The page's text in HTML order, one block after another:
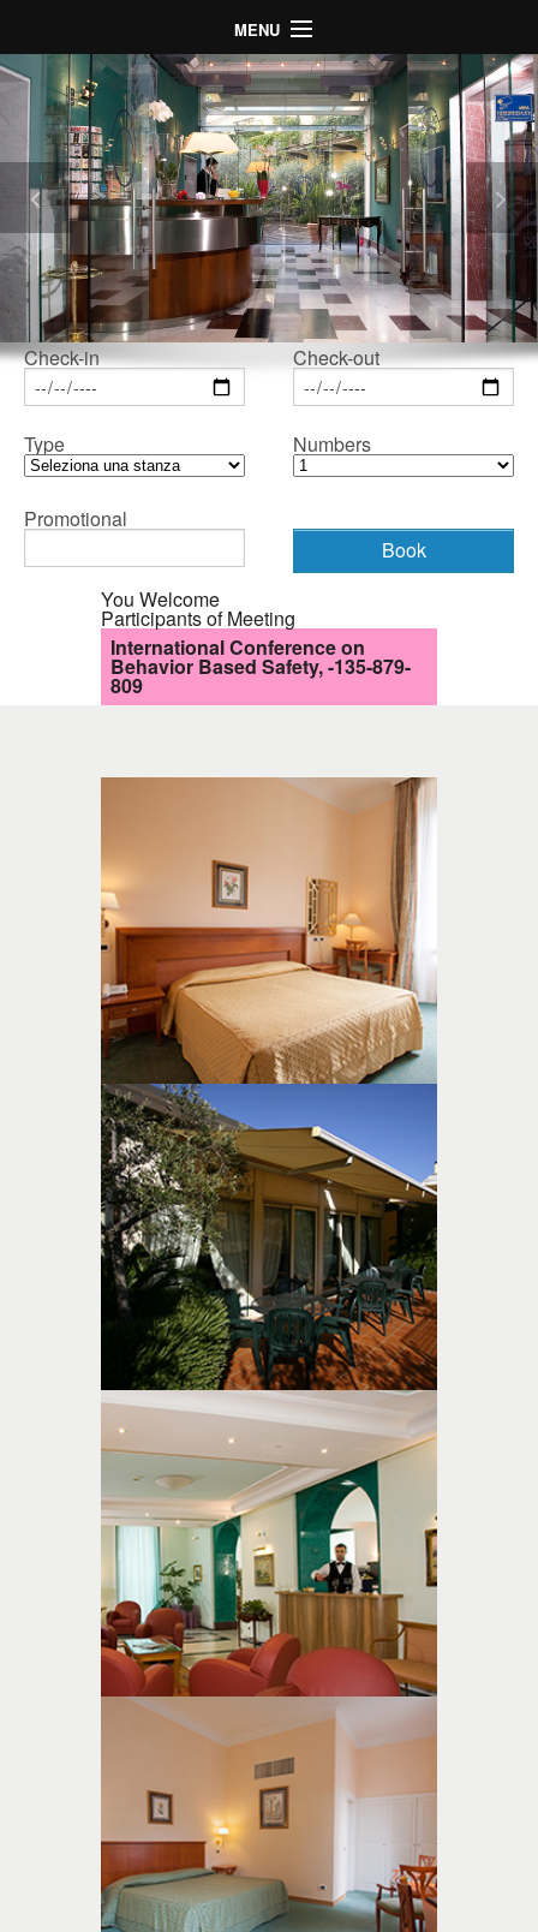
MENU
Home
Hotel
Camere
Mappa
Galleria
Offerte Speciali
LogIn
Language
Check-in Check-out
Type Numbers
Promotional
You Welcome
Participants of Meeting
International Conference on
Behavior Based Safety, -135-879-
809